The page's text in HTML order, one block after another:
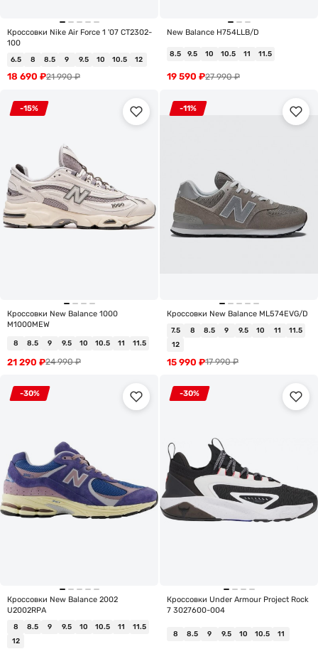
Кроссовки Nike Air Force 1 '07 CT2302-
100
6.5 8 8.5 9 9.5 10 10.5 12
21 990₽
18 690 ₽
New Balance H754LLB/D
8.5 9.5 10 10.5 11 11.5
27 990₽
19 590 ₽
-15%
Кроссовки New Balance 1000
M1000MEW
8 8.5 9 9.5 10 10.5 11 11.5
24 990₽
21 290 ₽
-11%
Кроссовки New Balance ML574EVG/D
7.5 8 8.5 9 9.5 10 11
11.5
12
17 990₽
15 990 ₽
-30%
Кроссовки New Balance 2002
U2002RPA
8 8.5 9 9.5 10 10.5 11
11.5
12
-30%
Кроссовки Under Armour Project Rock
7 3027600-004
8 8.5 9 9.5 10 10.5 11